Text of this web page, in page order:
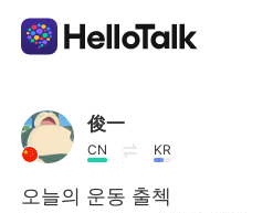
Language Exchange App
AI Grammar Checker
俊一
CN KR
오늘의 운동 출첵